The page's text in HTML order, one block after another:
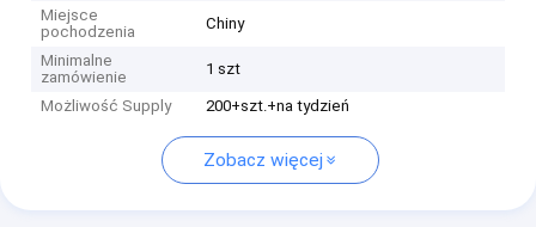
Miejsce
pochodzenia
Chiny
Minimalne
zamówienie
1 szt
Możliwość Supply 200+szt.+na tydzień
Zobacz więcej